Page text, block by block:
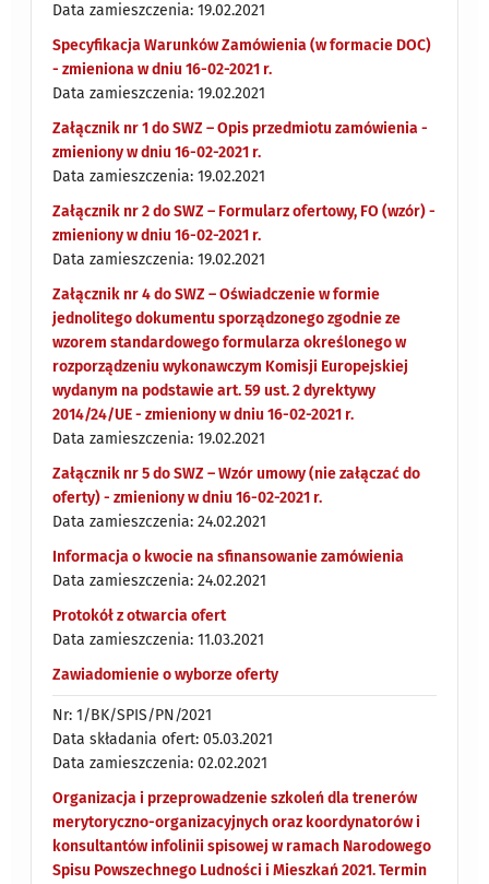
Data zamieszczenia: 19.02.2021
Specyfikacja Warunków Zamówienia (w formacie DOC)
- zmieniona w dniu 16-02-2021 r.
Data zamieszczenia: 19.02.2021
Załącznik nr 1 do SWZ – Opis przedmiotu zamówienia -
zmieniony w dniu 16-02-2021 r.
Data zamieszczenia: 19.02.2021
Załącznik nr 2 do SWZ – Formularz ofertowy, FO (wzór) -
zmieniony w dniu 16-02-2021 r.
Data zamieszczenia: 19.02.2021
Załącznik nr 4 do SWZ – Oświadczenie w formie
jednolitego dokumentu sporządzonego zgodnie ze
wzorem standardowego formularza określonego w
rozporządzeniu wykonawczym Komisji Europejskiej
wydanym na podstawie art. 59 ust. 2 dyrektywy
2014/24/UE - zmieniony w dniu 16-02-2021 r.
Data zamieszczenia: 19.02.2021
Załącznik nr 5 do SWZ – Wzór umowy (nie załączać do
oferty) - zmieniony w dniu 16-02-2021 r.
Data zamieszczenia: 24.02.2021
Informacja o kwocie na sfinansowanie zamówienia
Data zamieszczenia: 24.02.2021
Protokół z otwarcia ofert
Data zamieszczenia: 11.03.2021
Zawiadomienie o wyborze oferty
Nr: 1/BK/SPIS/PN/2021
Data składania ofert: 05.03.2021
Data zamieszczenia: 02.02.2021
Organizacja i przeprowadzenie szkoleń dla trenerów
merytoryczno-organizacyjnych oraz koordynatorów i
konsultantów infolinii spisowej w ramach Narodowego
Spisu Powszechnego Ludności i Mieszkań 2021. Termin